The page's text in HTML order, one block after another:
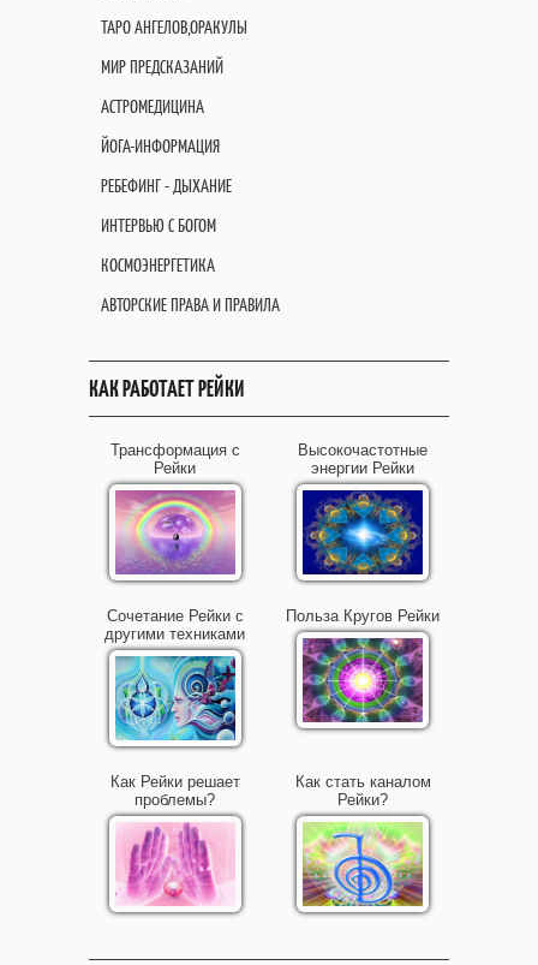
ТАРО АНГЕЛОВ,ОРАКУЛЫ
МИР ПРЕДСКАЗАНИЙ
АСТРОМЕДИЦИНА
ЙОГА-ИНФОРМАЦИЯ
РЕБЕФИНГ - ДЫХАНИЕ
ИНТЕРВЬЮ С БОГОМ
КОСМОЭНЕРГЕТИКА
АВТОРСКИЕ ПРАВА И ПРАВИЛА
КАК РАБОТАЕТ РЕЙКИ
Трансформация с
Рейки
Высокочастотные
энергии Рейки
Сочетание Рейки с
другими техниками
Польза Кругов Рейки
Как Рейки решает
проблемы?
Как стать каналом
Рейки?